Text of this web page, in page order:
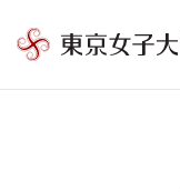
東